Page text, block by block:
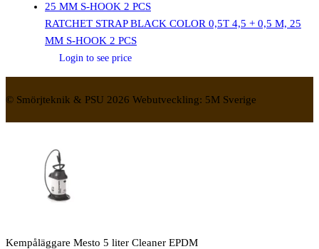
RATCHET STRAP BLACK COLOR 0,5T 4,5 + 0,5 M, 25
MM S-HOOK 2 PCS
Login to see price
© Smörjteknik & PSU 2026 Webutveckling: 5M Sverige
Kempåläggare Mesto 5 liter Cleaner EPDM